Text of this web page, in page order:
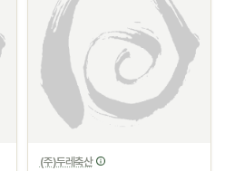
(주)두레축산